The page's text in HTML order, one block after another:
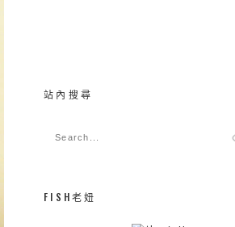
站內搜尋
FISH老妞